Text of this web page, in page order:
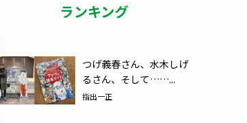
ランキング
つげ義春さん、水木しげ
るさん、そして……...
指出一正